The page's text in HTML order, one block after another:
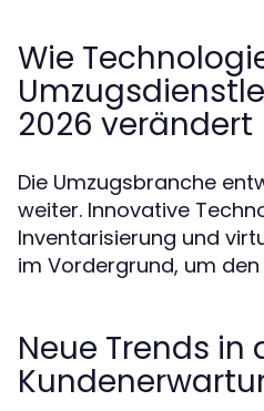
Wie
2026 verändert
Die Umzugsbranche
weiter. Innovative
Inventarisierung und
im Vordergrund, um
Neue Trends in